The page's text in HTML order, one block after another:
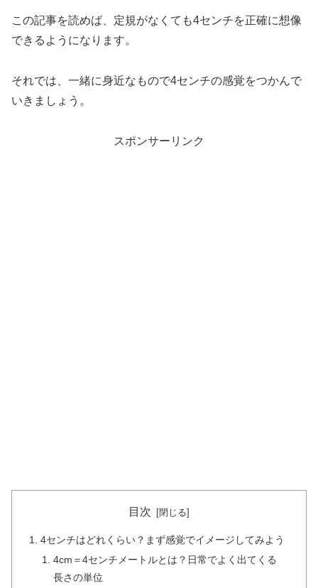
この記事を読めば、定規がなくても4センチを正確に想像
できるようになります。
それでは、一緒に身近なもので4センチの感覚をつかんで
いきましょう。
スポンサーリンク
目次
4センチはどれくらい？まず感覚でイメージしてみよう
4cm＝4センチメートルとは？日常でよく出てくる
長さの単位